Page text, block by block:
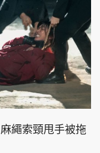
繩索頸甩手被拖